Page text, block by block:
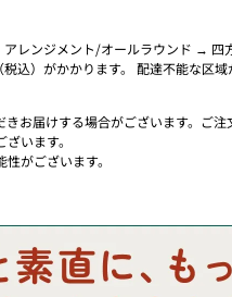
レンジメント/オールラウンド → 四
込）がかかります。 配達不能な区域
お届けする場合がございます。ご
います。
がございます。